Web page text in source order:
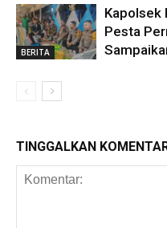
BERITA
Kapolsek
Pesta
TINGGALKAN